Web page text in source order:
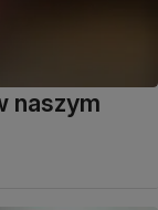
naszym